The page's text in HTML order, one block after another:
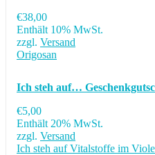
€38,00
Enthält 10% MwSt.
zzgl. Versand
Origosan
Ich steh auf…
€5,00
Enthält 20% MwSt.
zzgl. Versand
Ich steh auf Vitalstoffe im